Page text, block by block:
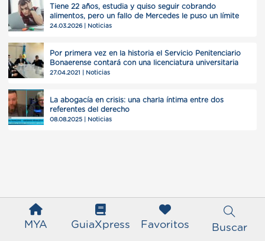
MYA GuiaXpress Favoritos Buscar
Tiene 22 años, estudia y quiso seguir cobrando
alimentos, pero un fallo de Mercedes le puso un límite
24.03.2026 | Noticias
Por primera vez en la historia el Servicio Penitenciario
Bonaerense contará con una licenciatura universitaria
27.04.2021 | Noticias
La abogacía en crisis: una charla íntima entre dos
referentes del derecho
08.08.2025 | Noticias